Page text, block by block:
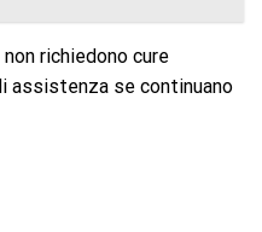
richiedono cure
assistenza se continuano